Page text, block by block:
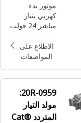
Reman
موتور بدء
كهربي بتيار
مباشر 24 فولت
من Cat®‎
للمحرك
الاطلاع على
المواصفات
20R-0959:
مولد التيار
المتردد Cat®